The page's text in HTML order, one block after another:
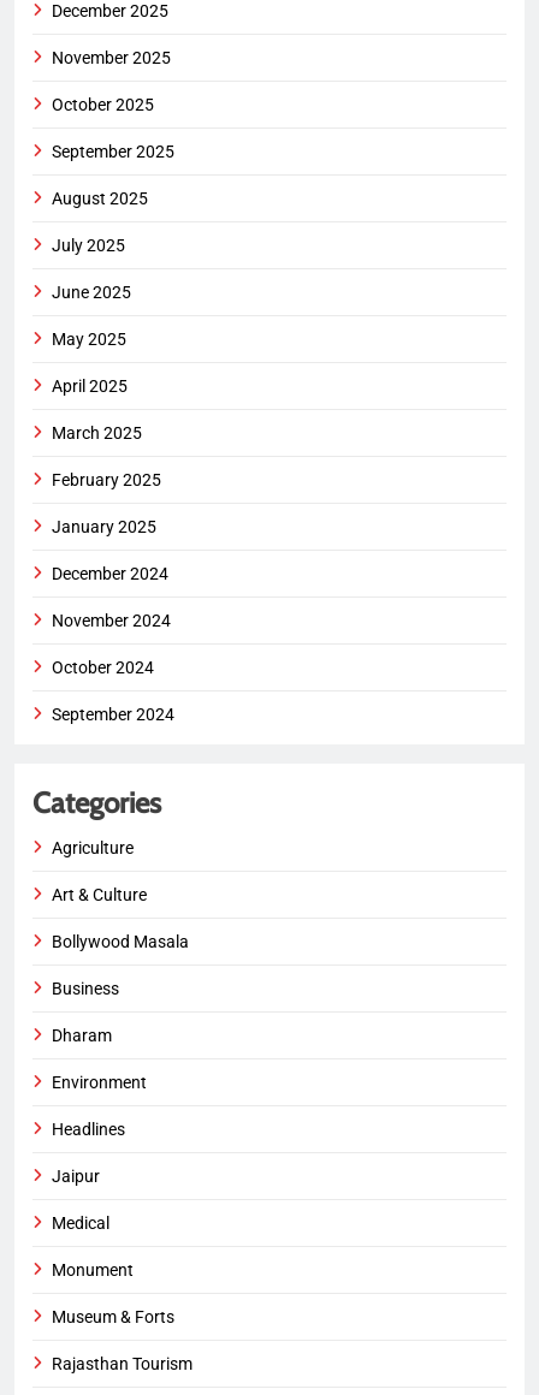
December 2025
November 2025
October 2025
September 2025
August 2025
July 2025
June 2025
May 2025
April 2025
March 2025
February 2025
January 2025
December 2024
November 2024
October 2024
September 2024
Categories
Agriculture
Art & Culture
Bollywood Masala
Business
Dharam
Environment
Headlines
Jaipur
Medical
Monument
Museum & Forts
Rajasthan Tourism